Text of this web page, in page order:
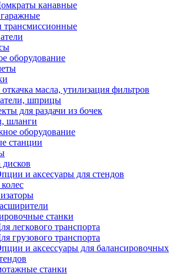
канавные
трансмиссионные
оборудование
масла, утилизация фильтров
шприцы
для раздачи из бочек
шланги
оборудование
станции
и аксесуары для стендов
станки
легкового транспорта
грузового транспорта
и аксессуары для балансировочных
станки